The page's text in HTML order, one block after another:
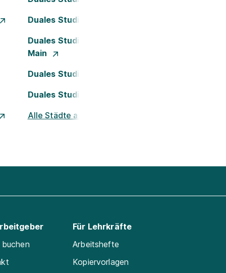
Duales Studium Dortmund
Duales Studium Frankfurt am
Main
Duales Studium Köln
Duales Studium Nürnberg
Alle Städte ansehen
Für Lehrkräfte
Arbeitshefte
Kopiervorlagen